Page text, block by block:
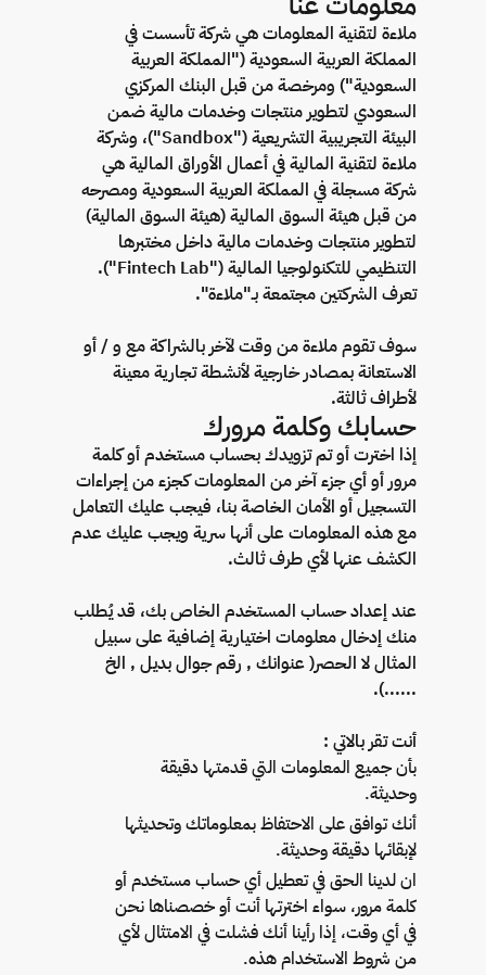
ملاءة لتقنية المعلومات هي شركة تأسست في
المملكة العربية السعودية ("المملكة العربية
السعودية") ومرخصة من قبل البنك المركزي
السعودي لتطوير منتجات وخدمات مالية ضمن
البيئة التجريبية التشريعية ("Sandbox")، وشركة
ملاءة لتقنية المالية في أعمال الأوراق المالية هي
شركة مسجلة في المملكة العربية السعودية ومصرحه
من قبل هيئة السوق المالية (هيئة السوق المالية)
لتطوير منتجات وخدمات مالية داخل مختبرها
التنظيمي للتكنولوجيا المالية ("Fintech Lab").
تعرف الشركتين مجتمعة بـ"ملاءة".
سوف تقوم ملاءة من وقت لآخر بالشراكة مع و / أو
الاستعانة بمصادر خارجية لأنشطة تجارية معينة
لأطراف ثالثة.
حسابك وكلمة مرورك
إذا اخترت أو تم تزويدك بحساب مستخدم أو كلمة
مرور أو أي جزء آخر من المعلومات كجزء من إجراءات
التسجيل أو الأمان الخاصة بنا، فيجب عليك التعامل
مع هذه المعلومات على أنها سرية ويجب عليك عدم
الكشف عنها لأي طرف ثالث.
عند إعداد حساب المستخدم الخاص بك، قد يُطلب
منك إدخال معلومات اختيارية إضافية على سبيل
المثال لا الحصر( عنوانك , رقم جوال بديل , الخ
......).
أنت تقر بالاتي :
بأن جميع المعلومات التي قدمتها دقيقة
وحديثة.
أنك توافق على الاحتفاظ بمعلوماتك وتحديثها
لإبقائها دقيقة وحديثة.
ان لدينا الحق في تعطيل أي حساب مستخدم أو
كلمة مرور، سواء اخترتها أنت أو خصصناها نحن
في أي وقت، إذا رأينا أنك فشلت في الامتثال لأي
من شروط الاستخدام هذه.